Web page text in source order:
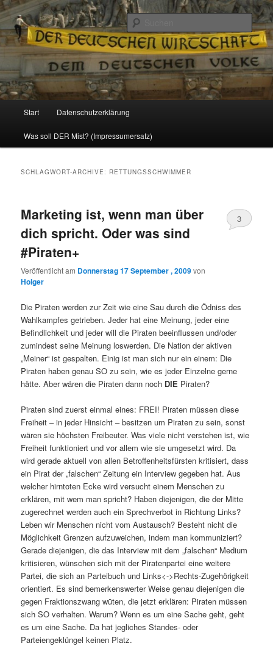
Reizzentrum
Politik, Wirtschaft, Soziales und Gesellschaft
Zum
Inhalt
Zum
sekundären
Start Datenschutzerklärung
Was soll DER Mist? (Impressumersatz)
SCHLAGWORT-ARCHIVE: RETTUNGSSCHWIMMER
Marketing ist, wenn man über
dich spricht. Oder was sind
#Piraten+
Veröffentlicht am Donnerstag 17 September , 2009von
Holger
3
Die Piraten werden zur Zeit wie eine Sau durch die Ödniss des
Wahlkampfes getrieben. Jeder hat eine Meinung, jeder eine
Befindlichkeit und jeder will die Piraten beeinflussen und/oder
zumindest seine Meinung loswerden. Die Nation der aktiven
„Meiner“ ist gespalten. Einig ist man sich nur ein einem: Die
Piraten haben genau SO zu sein, wie es jeder Einzelne gerne
hätte. Aber wären die Piraten dann noch DIE Piraten?
Piraten sind zuerst einmal eines: FREI! Piraten müssen diese
Freiheit – in jeder Hinsicht – besitzen um Piraten zu sein, sonst
wären sie höchsten Freibeuter. Was viele nicht verstehen ist, wie
Freiheit funktioniert und vor allem wie sie umgesetzt wird. Da
wird gerade aktuell von allen Betroffenheitsfürsten kritisiert, dass
ein Pirat der „falschen“ Zeitung ein Interview gegeben hat. Aus
welcher hirntoten Ecke wird versucht einem Menschen zu
erklären, mit wem man spricht? Haben diejenigen, die der Mitte
zugerechnet werden auch ein Sprechverbot in Richtung Links?
Leben wir Menschen nicht vom Austausch? Besteht nicht die
Möglichkeit Grenzen aufzuweichen, indem man kommuniziert?
Gerade diejenigen, die das Interview mit dem „falschen“ Medium
kritisieren, wünschen sich mit der Piratenpartei eine weitere
Partei, die sich an Parteibuch und Links<->Rechts-Zugehörigkeit
orientiert. Es sind bemerkenswerter Weise genau diejenigen die
gegen Fraktionszwang wüten, die jetzt erklären: Piraten müssen
sich SO verhalten. Warum? Wenn es um eine Sache geht, geht
es um eine Sache. Da hat jegliches Standes- oder
Parteiengeklüngel keinen Platz.